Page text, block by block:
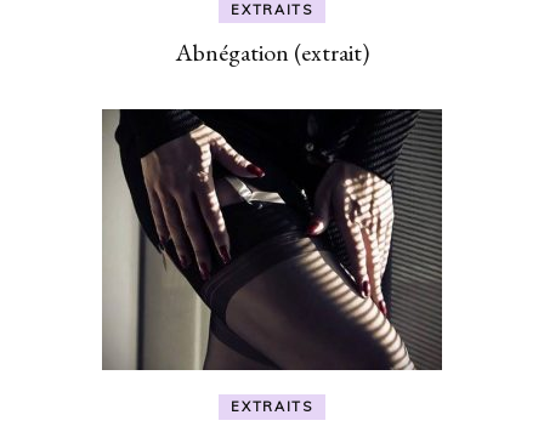
EXTRAITS
Abnégation (extrait)
EXTRAITS